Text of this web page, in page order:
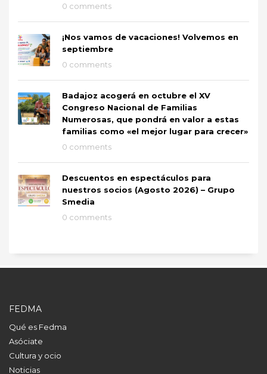
0 comments
¡Nos vamos de vacaciones! Volvemos en
septiembre
0 comments
Badajoz acogerá en octubre el XV
Congreso Nacional de Familias
Numerosas, que pondrá en valor a estas
familias como «el mejor lugar para crecer»
0 comments
Descuentos en espectáculos para
nuestros socios (Agosto 2026) – Grupo
Smedia
0 comments
FEDMA
Qué es Fedma
Asóciate
Cultura y ocio
Noticias